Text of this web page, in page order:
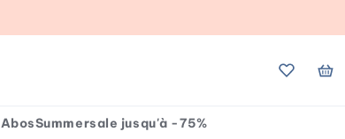
Mes
AbosSummersale jusqu'à -75%